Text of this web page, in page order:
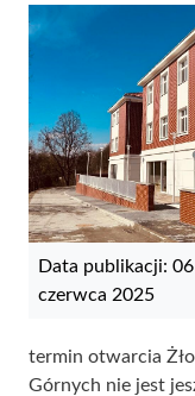
Data publikacji: 06
czerwca 2025
termin otwarcia
Górnych nie jest